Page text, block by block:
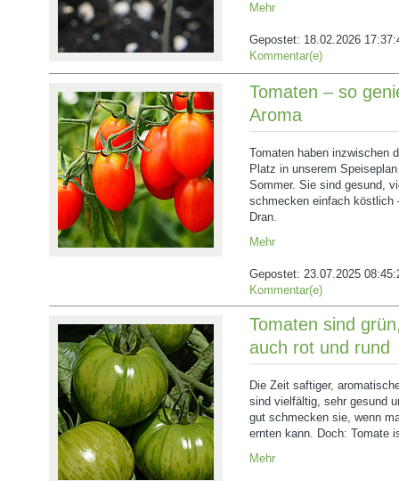
Mehr
Gepostet: 18.02.2026
Kommentar(e)
Tomaten – so
Aroma
Tomaten haben inzwischen
Platz in unserem
Sommer. Sie sind gesund,
schmecken einfach köstlich
Dran.
Mehr
Gepostet: 23.07.2025
Kommentar(e)
Tomaten sind
auch rot und rund
Die Zeit saftiger,
sind vielfältig, sehr gesund
gut schmecken sie, wenn
ernten kann. Doch: Tomate
Mehr